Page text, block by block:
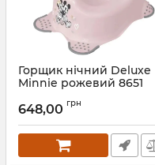
Горщик нічний Deluxe
Minnie рожевий 8651
648,00 грн